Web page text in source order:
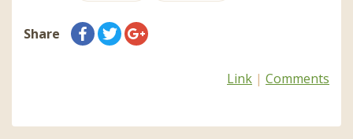
Share
Link | Comments